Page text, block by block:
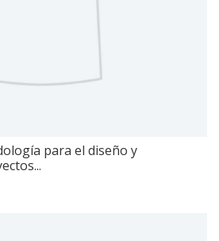
para el diseño y